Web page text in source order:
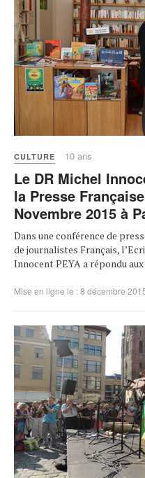
CULTURE 10 ans
Le DR Michel
la Presse
Novembre 2015 à
Dans une conférence de
de journalistes Français,
Innocent PEYA a répondu
Mise en ligne le : 8 décembre